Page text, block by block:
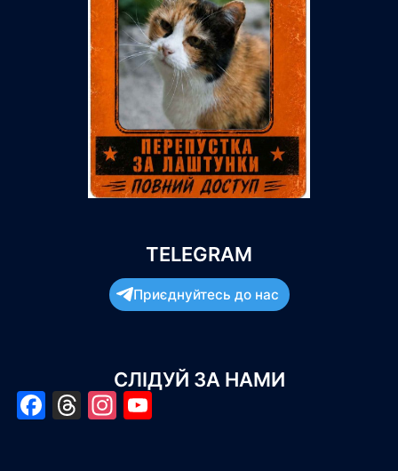
TELEGRAM
Приєднуйтесь до нас
СЛІДУЙ ЗА НАМИ
Facebook
Threads
Instagram